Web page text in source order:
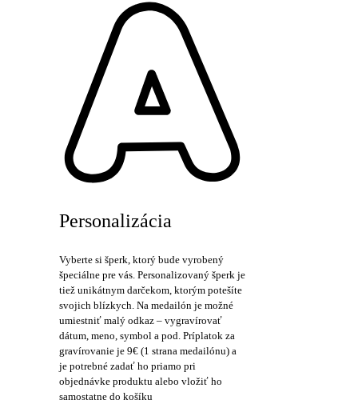
Personalizácia
Vyberte si šperk, ktorý bude vyrobený
špeciálne pre vás. Personalizovaný šperk je
tiež unikátnym darčekom, ktorým potešíte
svojich blízkych. Na medailón je možné
umiestniť malý odkaz – vygravírovať
dátum, meno, symbol a pod. Príplatok za
gravírovanie je 9€ (1 strana medailónu) a
je potrebné zadať ho priamo pri
objednávke produktu alebo vložiť ho
samostatne do košíku